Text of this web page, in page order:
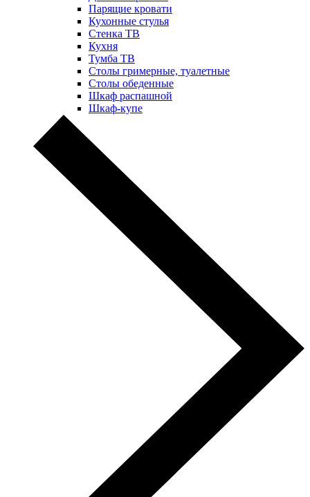
Парящие кровати
Кухонные стулья
Стенка ТВ
Кухня
Тумба ТВ
Столы гримерные, туалетные
Столы обеденные
Шкаф распашной
Шкаф-купе